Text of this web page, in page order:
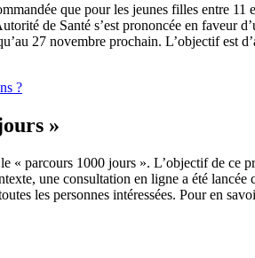
que pour les jeunes filles entre
de Santé s’est prononcée en faveur
27 novembre prochain. L’objectif est
?
»
parcours 1000 jours ». L’objectif de ce
une consultation en ligne a été
les personnes intéressées. Pour en